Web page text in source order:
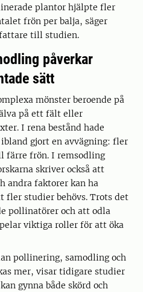
plantor hjälpte fler
frön per balja, säger
till studien.
påverkar
sätt
mönster beroende på
på ett fält eller
I rena bestånd hade
gjort en avvägning: fler
färre frön. I remsodling
skriver också att
andra faktorer kan ha
fler studier behövs. Trots det
pollinatörer och att odla
viktiga roller för att öka
pollinering, samodling och
mer, visar tidigare studier
gynna både skörd och